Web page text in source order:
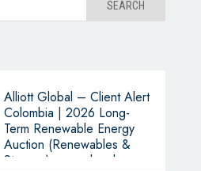
Alliott Global – Client Alert
Colombia | 2026 Long-
Term Renewable Energy
Auction (Renewables &
Storage): cross-border